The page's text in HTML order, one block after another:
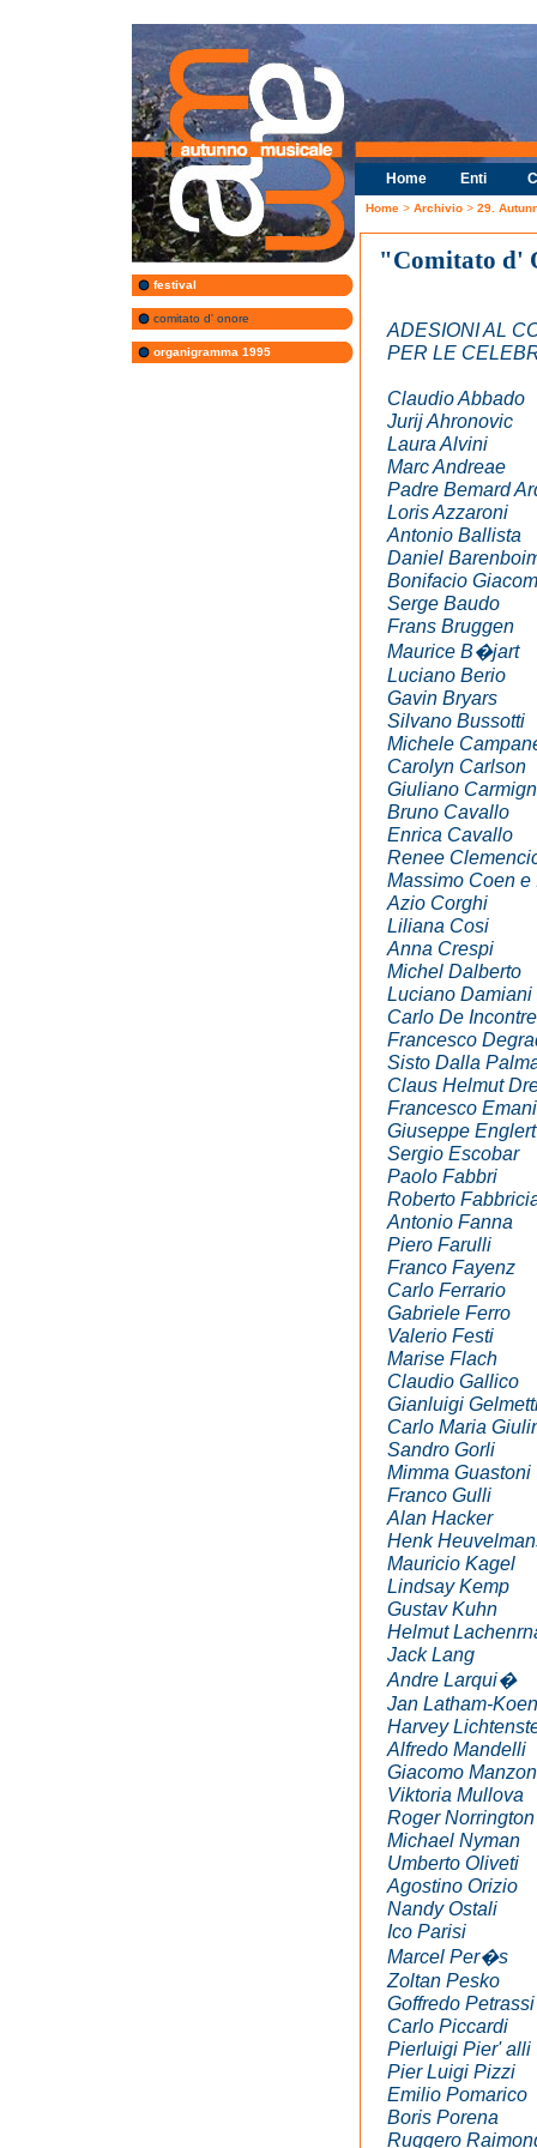
festival
comitato d' onore
organigramma 1995
Home Enti
Home > Archivio > 29.
"Comitato d'
ADESIONI AL
PER LE
Claudio Abbado
Jurij Ahronovic
Laura Alvini
Marc Andreae
Padre Bemard
Loris Azzaroni
Antonio Ballista
Daniel
Bonifacio
Serge Baudo
Frans Bruggen
Maurice B�jart
Luciano Berio
Gavin Bryars
Silvano Bussotti
Michele
Carolyn Carlson
Giuliano
Bruno Cavallo
Enrica Cavallo
Renee
Massimo Coen
Azio Corghi
Liliana Cosi
Anna Crespi
Michel Dalberto
Luciano Damiani
Carlo De
Francesco
Sisto Dalla
Claus Helmut
Francesco Emani
Giuseppe Englert
Sergio Escobar
Paolo Fabbri
Roberto
Antonio Fanna
Piero Farulli
Franco Fayenz
Carlo Ferrario
Gabriele Ferro
Valerio Festi
Marise Flach
Claudio Gallico
Gianluigi
Carlo Maria
Sandro Gorli
Mimma Guastoni
Franco Gulli
Alan Hacker
Henk
Mauricio Kagel
Lindsay Kemp
Gustav Kuhn
Helmut
Jack Lang
Andre Larqui�
Jan Latham-
Harvey
Alfredo Mandelli
Giacomo
Viktoria Mullova
Roger Norrington
Michael Nyman
Umberto Oliveti
Agostino Orizio
Nandy Ostali
Ico Parisi
Marcel Per�s
Zoltan Pesko
Goffredo Petrassi
Carlo Piccardi
Pierluigi Pier' alli
Pier Luigi Pizzi
Emilio Pomarico
Boris Porena
Ruggero